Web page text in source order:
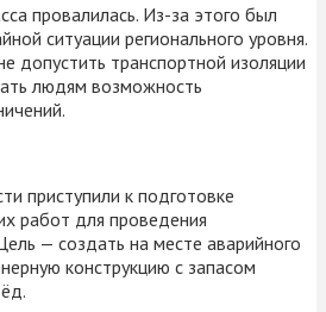
провалилась. Из-за этого был
ситуации регионального уровня.
допустить транспортной изоляции
людям возможность
приступили к подготовке
работ для проведения
— создать на месте аварийного
конструкцию с запасом